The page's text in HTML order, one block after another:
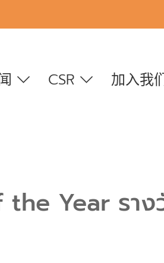
CSR 加入我
Year ราง